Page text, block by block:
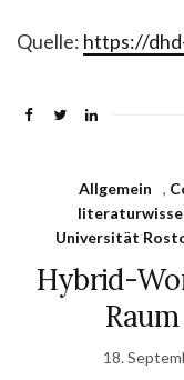
Quelle: https://
Allgemein ,
Universität
Hybrid-
Raum
18.